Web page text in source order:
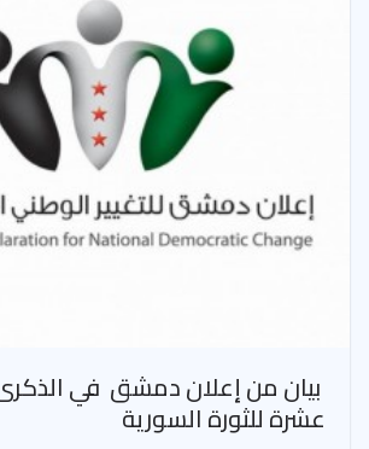
بيان من إعلان دمشق في
عشرة للثورة السورية